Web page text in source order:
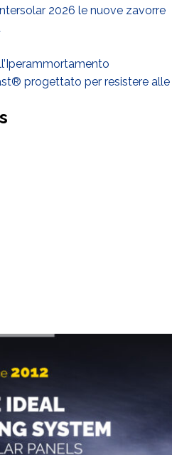
2026 le nuove zavorre
progettato per resistere alle